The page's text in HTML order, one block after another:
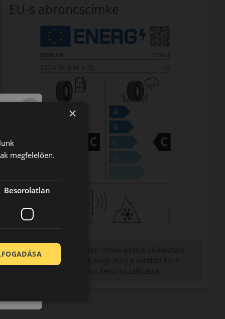
EU-s abroncscímke
Figyelem a feltüntetett címke adatok tájékoztató
jellegűek. Előfordulhat, hogy még a korábbi EU-s
×
megfelelően.
Besorolatlan